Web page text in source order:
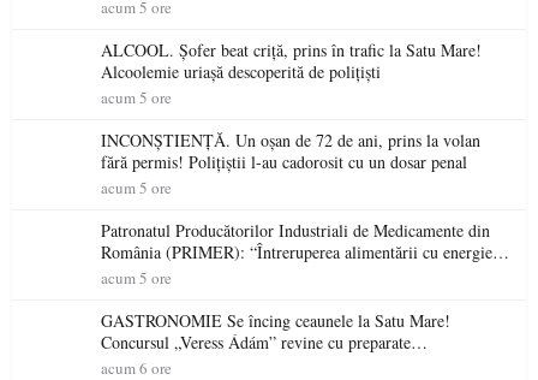
acum 5 ore
ALCOOL. Șofer beat criță, prins în trafic la Satu Mare!
Alcoolemie uriașă descoperită de polițiști
acum 5 ore
INCONȘTIENȚĂ. Un oșan de 72 de ani, prins la volan
fără permis! Polițiștii l-au cadorosit cu un dosar penal
acum 5 ore
Patronatul Producătorilor Industriali de Medicamente din
România (PRIMER): “Întreruperea alimentării cu energie
electrică a fabricilor de medicamente va pune în pericol
acum 5 ore
GASTRONOMIE Se încing ceaunele la Satu Mare!
Concursul „Veress Ádám” revine cu preparate
spectaculoase, premii și un jurat de renume
acum 6 ore